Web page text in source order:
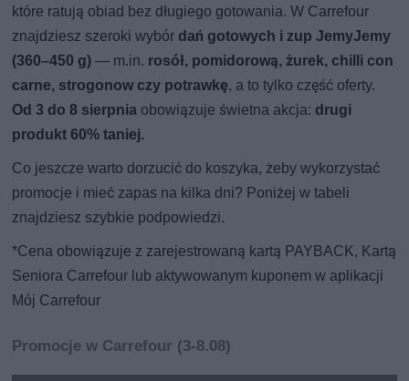
które ratują obiad bez długiego gotowania. W Carrefour
znajdziesz szeroki wybór dań gotowych i zup JemyJemy
(360–450 g) — m.in. rosół, pomidorową, żurek, chilli con
carne, strogonow czy potrawkę, a to tylko część oferty.
Od 3 do 8 sierpnia obowiązuje świetna akcja: drugi
produkt 60% taniej.
Co jeszcze warto dorzucić do koszyka, żeby wykorzystać
promocje i mieć zapas na kilka dni? Poniżej w tabeli
znajdziesz szybkie podpowiedzi.
*Cena obowiązuje z zarejestrowaną kartą PAYBACK, Kartą
Seniora Carrefour lub aktywowanym kuponem w aplikacji
Mój Carrefour
Promocje w Carrefour (3-8.08)